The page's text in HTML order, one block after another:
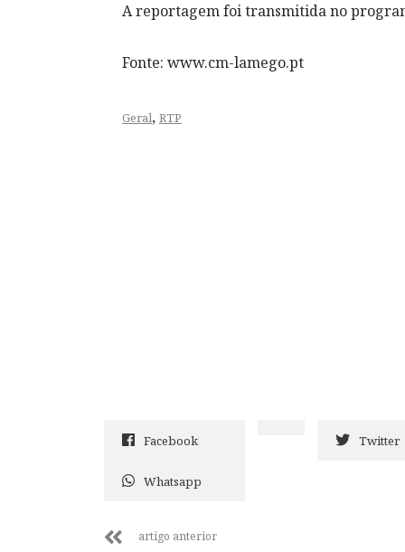
A reportagem foi transmitida no
Fonte: www.cm-lamego.pt
Geral, RTP
Facebook Twitter
Whatsapp
artigo anterior